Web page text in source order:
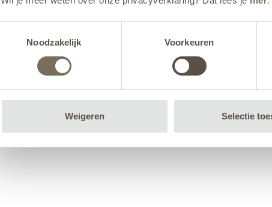
Noodzakelijk
Voorkeuren
Weigeren Selectie